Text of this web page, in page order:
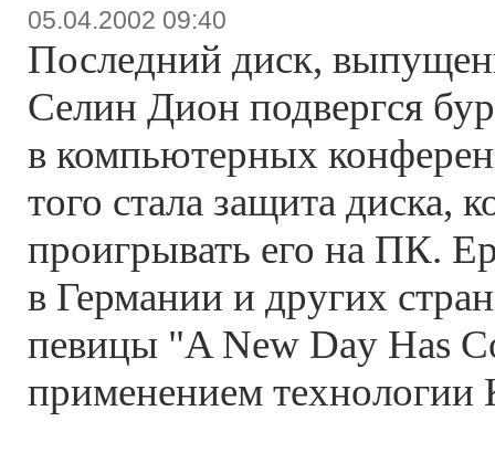
05.04.2002 09:40
Последний диск,
Селин Дион подвергся
в компьютерных
того стала защита диска,
проигрывать его на ПК.
в Германии и других
певицы "A New Day Has
применением